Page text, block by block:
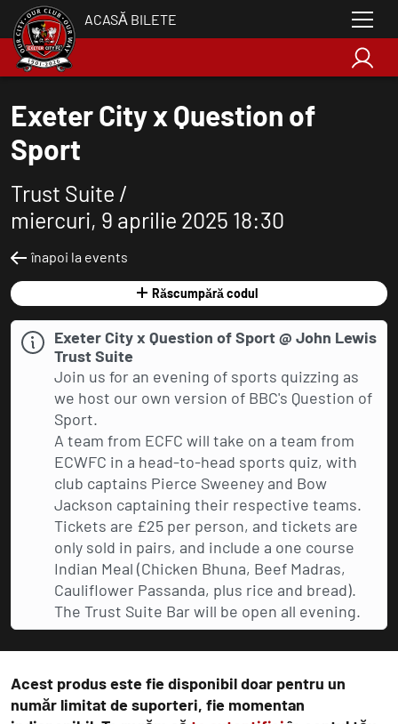
ACASĂ BILETE
Exeter City x Question of
Sport
Trust Suite /
miercuri, 9 aprilie 2025 18:30
înapoi la events
Răscumpără codul
Exeter City x Question of Sport @ John Lewis
Trust Suite
Join us for an evening of sports quizzing as
we host our own version of BBC's Question of
Sport.
A team from ECFC will take on a team from
ECWFC in a head-to-head sports quiz, with
club captains Pierce Sweeney and Bow
Jackson captaining their respective teams.
Tickets are £25 per person, and tickets are
only sold in pairs, and include a one course
Indian Meal (Chicken Bhuna, Beef Madras,
Cauliflower Passanda, plus rice and bread).
The Trust Suite Bar will be open all evening.
Acest produs este fie disponibil doar pentru un
număr limitat de suporteri, fie momentan